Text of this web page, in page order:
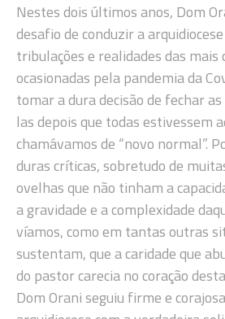
Nestes dois últimos anos, Dom
desafio de conduzir a
tribulações e realidades das mais
ocasionadas pela pandemia da
tomar a dura decisão de fechar
las depois que todas estivessem
chamávamos de “novo normal”.
duras críticas, sobretudo de
ovelhas que não tinham a
a gravidade e a complexidade
víamos, como em tantas outras
sustentam, que a caridade que
do pastor carecia no coração
Dom Orani seguiu firme e